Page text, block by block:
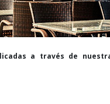
a través de